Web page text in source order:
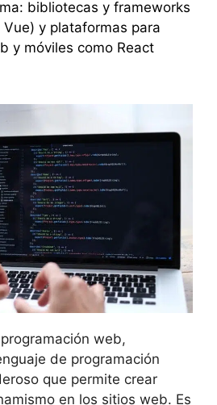
bibliotecas y frameworks
Vue) y plataformas para
y móviles como React
web,
de programación
que permite crear
en los sitios web. Es